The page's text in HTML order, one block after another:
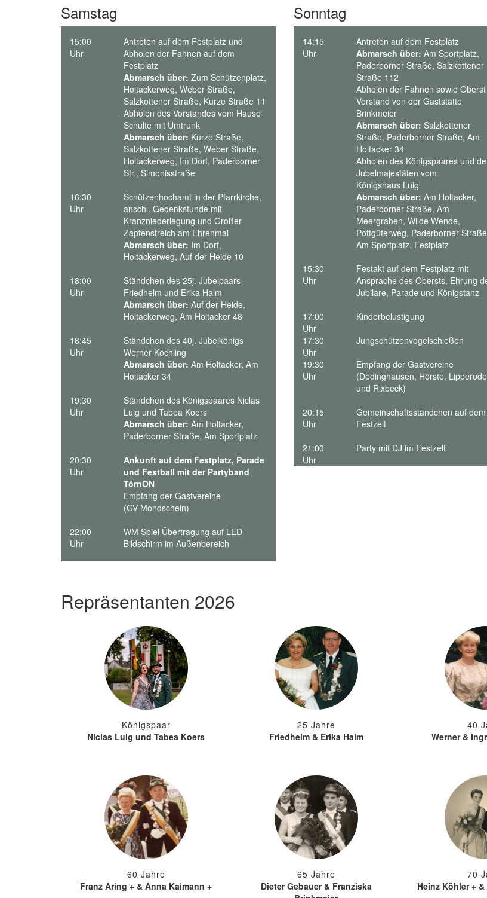
Samstag
15:00
Uhr
Antreten auf dem Festplatz und
Abholen der Fahnen auf dem
Festplatz
Abmarsch über: Zum Schützenplatz,
Holtackerweg, Weber Straße,
Salzkottener Straße, Kurze Straße 11
Abholen des Vorstandes vom Hause
Schulte mit Umtrunk
Abmarsch über: Kurze Straße,
Salzkottener Straße, Weber Straße,
Holtackerweg, Im Dorf, Paderborner
Str., Simonisstraße
16:30
Uhr
Schützenhochamt in der Pfarrkirche,
anschl. Gedenkstunde mit
Kranzniederlegung und Großer
Zapfenstreich am Ehrenmal
Abmarsch über: Im Dorf,
Holtackerweg, Auf der Heide 10
18:00
Uhr
Ständchen des 25j. Jubelpaars
Friedhelm und Erika Halm
Abmarsch über: Auf der Heide,
Holtackerweg, Am Holtacker 48
18:45
Uhr
Ständchen des 40j. Jubelkönigs
Werner Köchling
Abmarsch über: Am Holtacker, Am
Holtacker 34
19:30
Uhr
Ständchen des Königspaares Niclas
Luig und Tabea Koers
Abmarsch über: Am Holtacker,
Paderborner Straße, Am Sportplatz
20:30
Uhr
Ankunft auf dem Festplatz, Parade
und Festball mit der Partyband
TörnON
Empfang der Gastvereine
(GV Mondschein)
22:00
Uhr
WM Spiel Übertragung auf LED-
Bildschirm im Außenbereich
Sonntag
14:15
Uhr
Antreten auf dem Festplatz
Abmarsch über: Am Sportplatz,
Paderborner Straße, Salzkottener
Straße 112
Abholen der Fahnen sowie
Vorstand von der Gaststätte
Brinkmeier
Abmarsch über: Salzkottener
Straße, Paderborner Straße, Am
Holtacker 34
Abholen des Königspaares und
Jubelmajestäten vom
Königshaus Luig
Abmarsch über: Am Holtacker,
Paderborner Straße, Am
Meergraben, Wilde Wende,
Pottgüterweg, Paderborner
Am Sportplatz,
15:30
Uhr
Festakt auf dem Festplatz mit
Ansprache des Obersts, Ehrung
Jubilare, Parade und Königstanz
17:00
Uhr
Kinderbelustigung
17:30
Uhr
Jungschützenvogelschießen
19:30
Uhr
Empfang der Gastvereine
(Dedinghausen, Hörste, Lipperode
und Rixbeck)
20:15
Uhr
Gemeinschaftsständchen auf dem
Festzelt
21:00
Uhr
Party mit DJ im Festzelt
Repräsentanten 2026
Königspaar
Niclas Luig und Tabea Koers
25 Jahre
Friedhelm & Erika Halm
40
Werner &
60 Jahre
Franz Aring + & Anna Kaimann +
65 Jahre
Dieter Gebauer & Franziska
70
Heinz Köhler +